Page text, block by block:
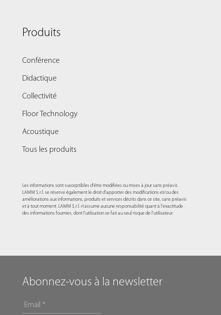
Produits
Conférence
Didactique
Collectivité
Floor Technology
Acoustique
Tous les produits
Les informations sont susceptibles d'être modifiées ou mises à jour sans préavis.
LAMM S.r.l. se réserve également le droit d'apporter des modifications et/ou des
améliorations aux informations, produits et services décrits dans ce site, sans préavis
et à tout moment. LAMM S.r.l. n'assume aucune responsabilité quant à l'exactitude
des informations fournies, dont l'utilisation se fait au seul risque de l'utilisateur.
Abonnez-vous à la newsletter